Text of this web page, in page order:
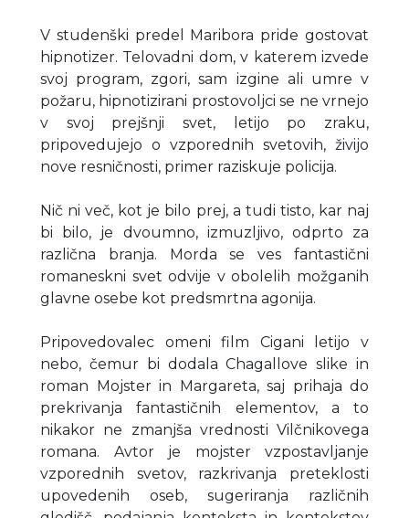
V studenški predel Maribora pride gostovat
hipnotizer. Telovadni dom, v katerem izvede
svoj program, zgori, sam izgine ali umre v
požaru, hipnotizirani prostovoljci se ne vrnejo
v svoj prejšnji svet, letijo po zraku,
pripovedujejo o vzporednih svetovih, živijo
nove resničnosti, primer raziskuje policija.
Nič ni več, kot je bilo prej, a tudi tisto, kar naj
bi bilo, je dvoumno, izmuzljivo, odprto za
različna branja. Morda se ves fantastični
romaneskni svet odvije v obolelih možganih
glavne osebe kot predsmrtna agonija.
Pripovedovalec omeni film Cigani letijo v
nebo, čemur bi dodala Chagallove slike in
roman Mojster in Margareta, saj prihaja do
prekrivanja fantastičnih elementov, a to
nikakor ne zmanjša vrednosti Vilčnikovega
romana. Avtor je mojster vzpostavljanje
vzporednih svetov, razkrivanja preteklosti
upovedenih oseb, sugeriranja različnih